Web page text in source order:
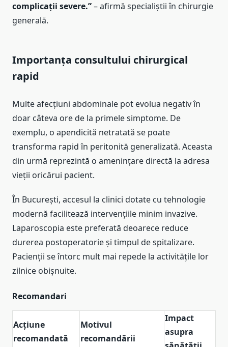
complicații severe.”– afirmă specialiștii în chirurgie
generală.
Importanța consultului chirurgical
rapid
Multe afecțiuni abdominale pot evolua negativ în
doar câteva ore de la primele simptome. De
exemplu, o apendicită netratată se poate
transforma rapid în peritonită generalizată. Aceasta
din urmă reprezintă o amenințare directă la adresa
vieții oricărui pacient.
În București, accesul la clinici dotate cu tehnologie
modernă facilitează intervențiile minim invazive.
Laparoscopia este preferată deoarece reduce
durerea postoperatorie și timpul de spitalizare.
Pacienții se întorc mult mai repede la activitățile lor
zilnice obișnuite.
Recomandari
Acțiune
recomandată
Motivul
recomandării
Impact
asupra